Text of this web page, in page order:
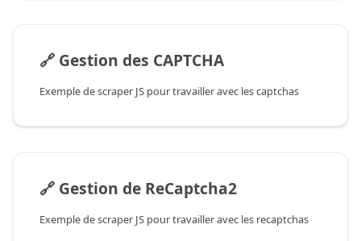
🔗 Gestion des CAPTCHA
Exemple de scraper JS pour travailler avec les captchas
🔗 Gestion de ReCaptcha2
Exemple de scraper JS pour travailler avec les recaptchas